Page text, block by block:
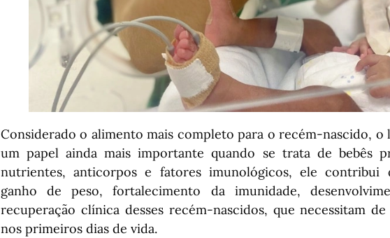
Considerado o alimento mais completo para o recém-nascido, o
um papel ainda mais importante quando se trata de bebês
nutrientes, anticorpos e fatores imunológicos, ele contribui
ganho de peso, fortalecimento da imunidade,
recuperação clínica desses recém-nascidos, que necessitam
nos primeiros dias de vida.